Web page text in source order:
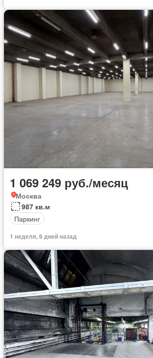
1 069 249 руб./месяц
Москва
987 кв.м
Паркинг
1 неделя, 6 дней назад